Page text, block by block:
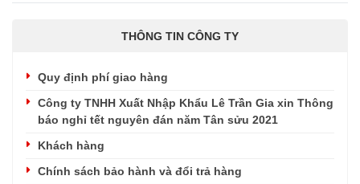
THÔNG TIN CÔNG TY
Quy định phí giao hàng
Công ty TNHH Xuất Nhập Khẩu Lê Trần Gia xin Thông
báo nghỉ tết nguyên đán năm Tân sửu 2021
Khách hàng
Chính sách bảo hành và đổi trả hàng